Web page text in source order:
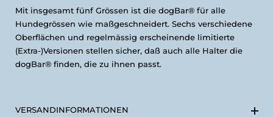
Mit insgesamt fünf Grössen ist die dogBar® für alle
Hundegrössen wie maßgeschneidert. Sechs verschiedene
Oberflächen und regelmässig erscheinende limitierte
(Extra-)Versionen stellen sicher, daß auch alle Halter die
dogBar® finden, die zu ihnen passt.
VERSANDINFORMATIONEN